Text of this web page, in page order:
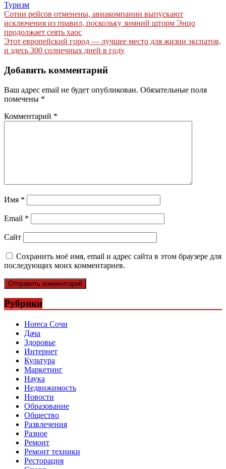
Туризм
Навигация
по
записям
Сотни рейсов отменены, авиакомпании выпускают
исключения из правил, поскольку зимний шторм Энцо
продолжает сеять хаос
Этот европейский город — лучшее место для жизни экспатов,
и здесь 300 солнечных дней в году
Добавить комментарий
Ваш адрес email не будет опубликован. Обязательные поля
помечены *
Комментарий *
Имя *
Email *
Сайт
Сохранить моё имя, email и адрес сайта в этом браузере для
последующих моих комментариев.
Рубрики
Horeca Сочи
Дача
Здоровье
Интернет
Культура
Маркетинг
Наука
Недвижимость
Новости
Образование
Общество
Развлечения
Разное
Ремонт
Ремонт техники
Ресторация